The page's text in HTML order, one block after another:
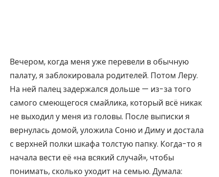
Вечером, когда меня уже перевели в обычную
палату, я заблокировала родителей. Потом Леру.
На ней палец задержался дольше — из-за того
самого смеющегося смайлика, который всё никак
не выходил у меня из головы. После выписки я
вернулась домой, уложила Соню и Диму и достала
с верхней полки шкафа толстую папку. Когда-то я
начала вести её «на всякий случай», чтобы
понимать, сколько уходит на семью. Думала: